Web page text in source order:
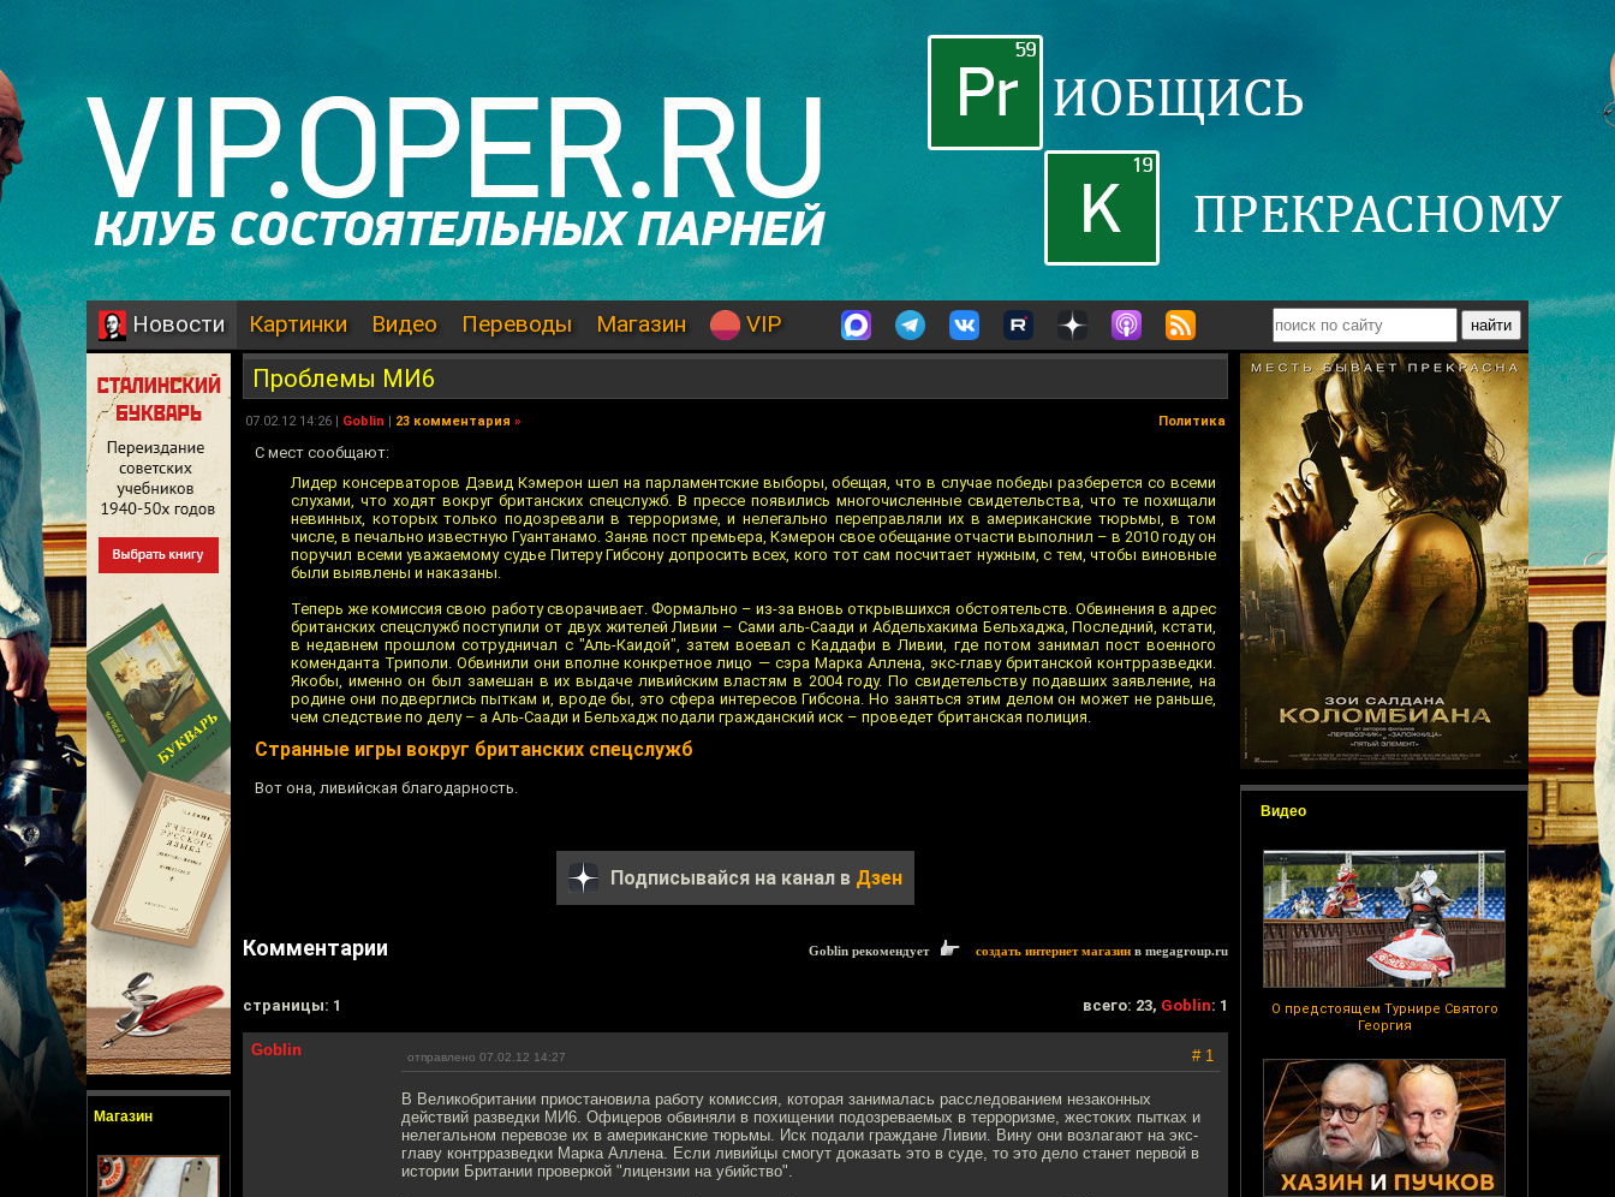
Новости Картинки Видео Переводы Магазин VIP
Магазин
Видео
О предстоящем Турнире Святого
Георгия
Проблемы МИ6
07.02.12 14:26 | Goblin | 23 комментария » Политика
С мест сообщают:
Лидер консерваторов Дэвид Кэмерон шел на парламентские выборы, обещая, что в случае победы разберется со всеми
слухами, что ходят вокруг британских спецслужб. В прессе появились многочисленные свидетельства, что те похищали
невинных, которых только подозревали в терроризме, и нелегально переправляли их в американские тюрьмы, в том
числе, в печально известную Гуантанамо. Заняв пост премьера, Кэмерон свое обещание отчасти выполнил – в 2010 году он
поручил всеми уважаемому судье Питеру Гибсону допросить всех, кого тот сам посчитает нужным, с тем, чтобы виновные
были выявлены и наказаны.
Теперь же комиссия свою работу сворачивает. Формально – из-за вновь открывшихся обстоятельств. Обвинения в адрес
британских спецслужб поступили от двух жителей Ливии – Сами аль-Саади и Абдельхакима Бельхаджа, Последний, кстати,
в недавнем прошлом сотрудничал с "Аль-Каидой", затем воевал с Каддафи в Ливии, где потом занимал пост военного
коменданта Триполи. Обвинили они вполне конкретное лицо — сэра Марка Аллена, экс-главу британской контрразведки.
Якобы, именно он был замешан в их выдаче ливийским властям в 2004 году. По свидетельству подавших заявление, на
родине они подверглись пыткам и, вроде бы, это сфера интересов Гибсона. Но заняться этим делом он может не раньше,
чем следствие по делу – а Аль-Саади и Бельхадж подали гражданский иск – проведет британская полиция.
Странные игры вокруг британских спецслужб
Вот она, ливийская благодарность.
Подписывайся на канал в Дзен
Комментарии Goblin рекомендует создать интернет магазин в megagroup.ru
cтраницы: 1 всего: 23, Goblin: 1
Goblin отправлено 07.02.12 14:27 # 1
В Великобритании приостановила работу комиссия, которая занималась расследованием незаконных
действий разведки МИ6. Офицеров обвиняли в похищении подозреваемых в терроризме, жестоких пытках и
нелегальном перевозе их в американские тюрьмы. Иск подали граждане Ливии. Вину они возлагают на экс-
главу контрразведки Марка Аллена. Если ливийцы смогут доказать это в суде, то это дело станет первой в
истории Британии проверкой "лицензии на убийство".